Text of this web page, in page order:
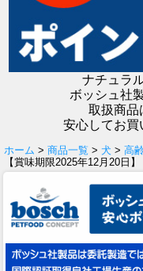
ナチュラ
ボッシュ社
取扱商品
安心してお買
ホーム > 商品一覧 > 犬 > 高
【賞味期限2025年12月20日】